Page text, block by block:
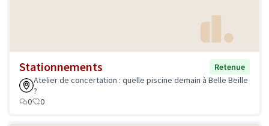
Stationnements
Retenue
Atelier de concertation : quelle piscine demain à Belle Beille
?
0
0